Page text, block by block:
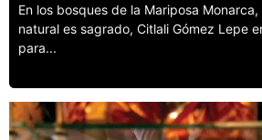
En los bosques de la Mariposa
natural es sagrado, Citlali Gómez Lepe
para...